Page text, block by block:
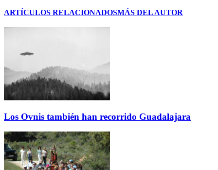
ARTÍCULOS RELACIONADOSMÁS DEL AUTOR
Los Ovnis también han recorrido Guadalajara